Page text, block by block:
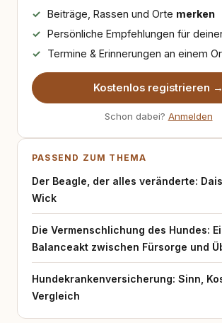
Beiträge, Rassen und Orte merken
Persönliche Empfehlungen für
Termine & Erinnerungen an einem
Kostenlos registrieren →
Schon dabei? Anmelden
PASSEND ZUM THEMA
Der Beagle, der alles veränderte:
Wick
Die Vermenschlichung des Hundes:
Balanceakt zwischen Fürsorge und
Hundekrankenversicherung: Sinn,
Vergleich